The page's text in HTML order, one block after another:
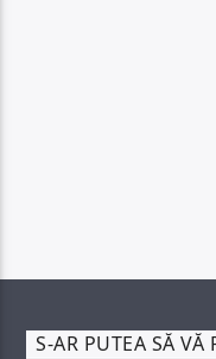
S-AR PUTEA SĂ VĂ